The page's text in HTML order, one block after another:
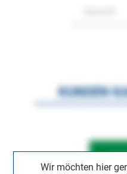
Wir möchten hier
KUNDEN